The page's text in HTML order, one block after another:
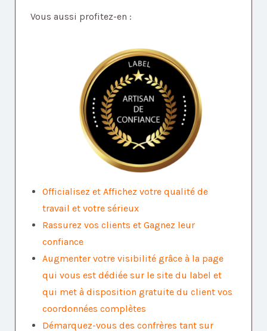
Vous aussi profitez-en :
Officialisez et Affichez votre qualité de
travail et votre sérieux
Rassurez vos clients et Gagnez leur
confiance
Augmenter votre visibilité grâce à la page
qui vous est dédiée sur le site du label et
qui met à disposition gratuite du client vos
coordonnées complètes
Démarquez-vous des confrères tant sur